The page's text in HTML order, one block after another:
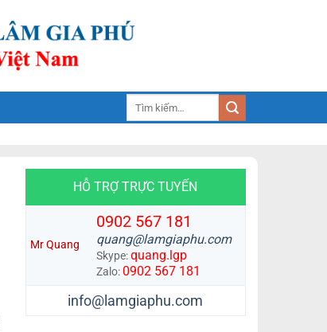
HỖ TRỢ TRỰC TUYẾN
Mr Quang
0902 567 181
quang@lamgiaphu.com
Skype:quang.lgp
Zalo:0902 567 181
info@lamgiaphu.com